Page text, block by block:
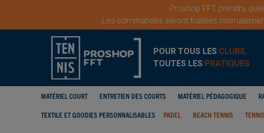
Proshop FFT prendra
Les commandes seront traitées
POUR TOUS LES CLUBS,
TOUTES LES PRATIQUES
MATÉRIEL COURT ENTRETIEN DES COURTS MATÉRIEL PÉDAGOGIQUE
TEXTILE ET GOODIES PERSONNALISABLES PADEL BEACH TENNIS